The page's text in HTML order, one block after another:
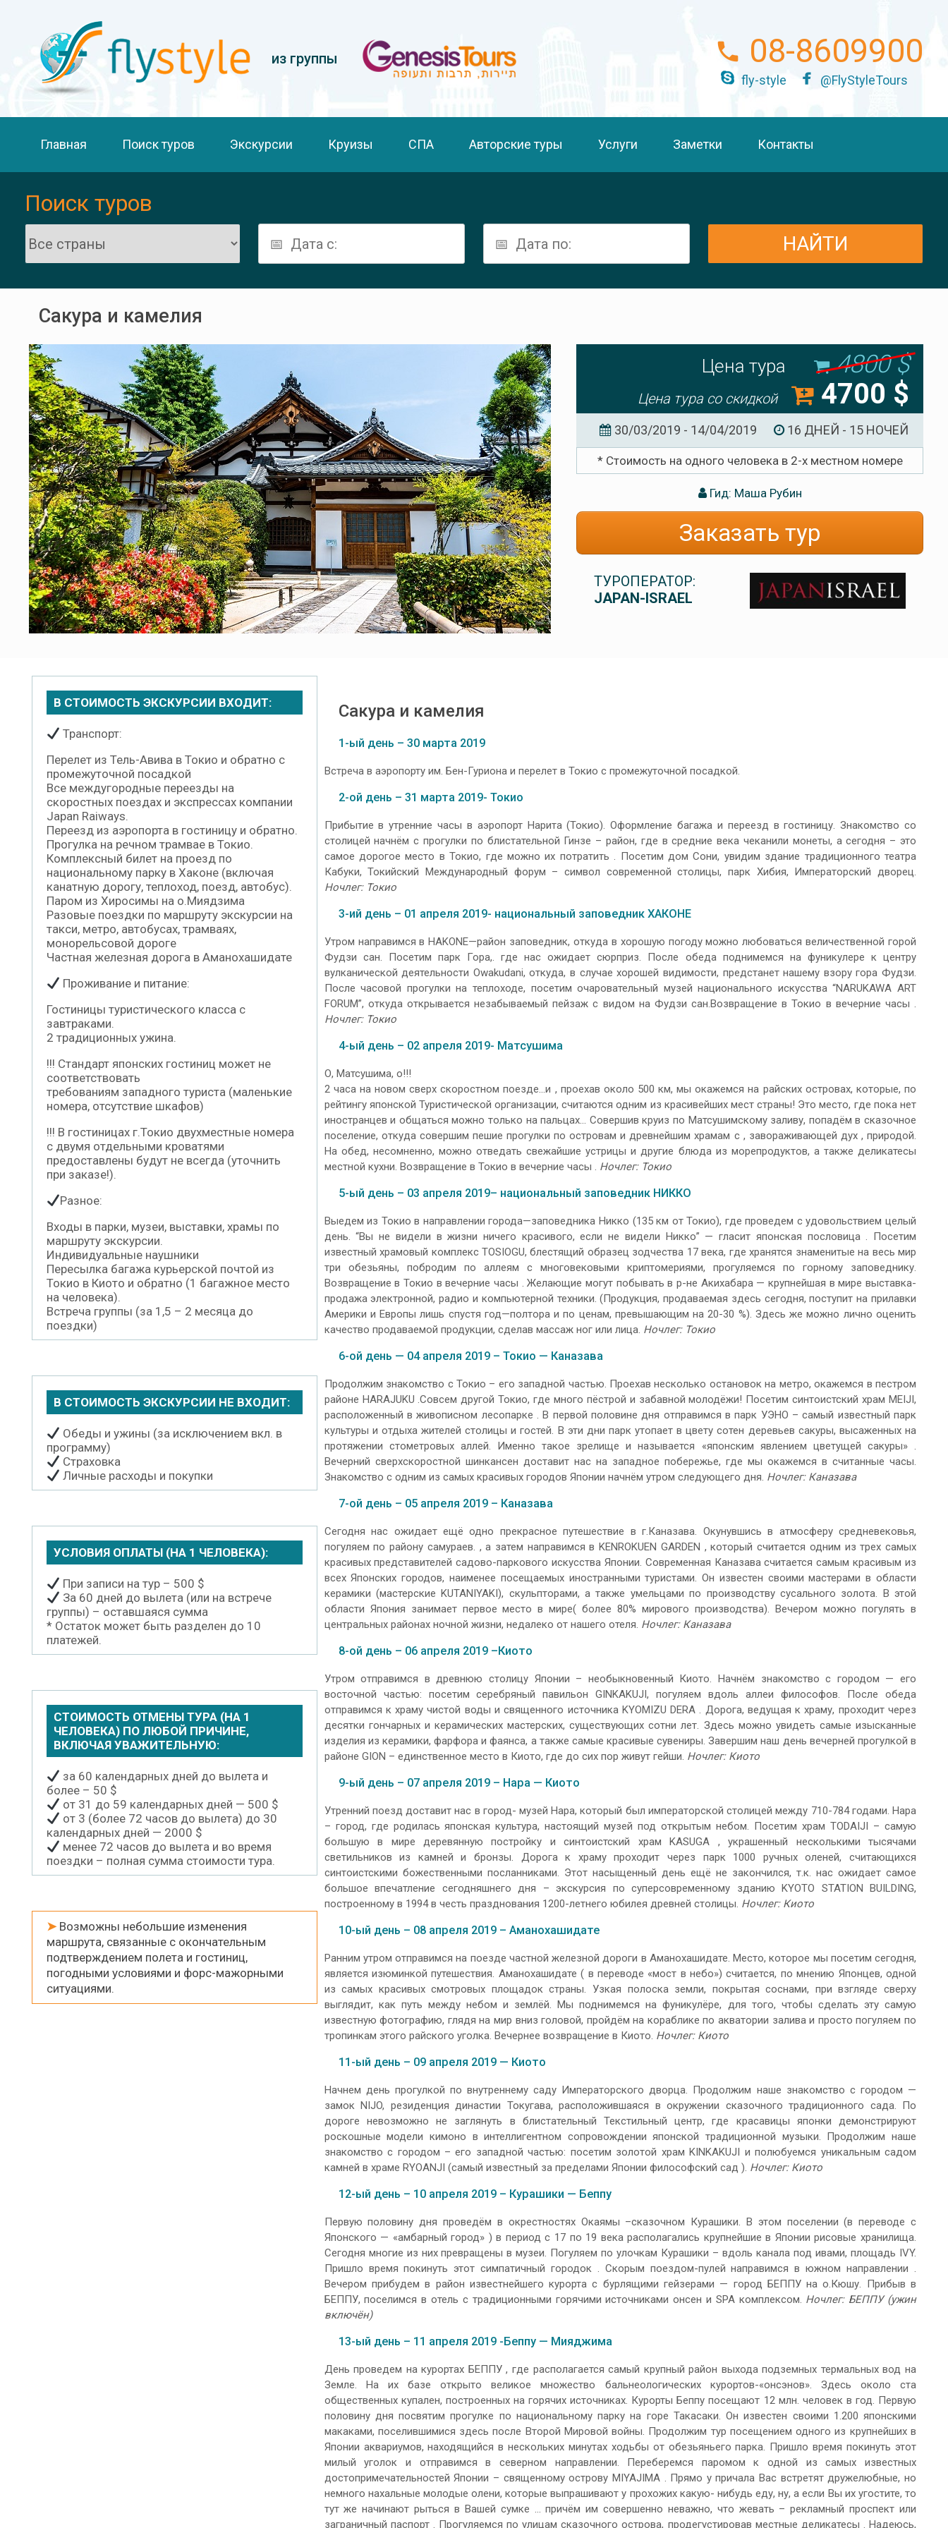
из группы 08-8609900
fly-style @FlyStyleTours
Главная Поиск туров Экскурсии Круизы СПА Авторские туры Услуги Заметки Контакты
Поиск туров
Сакура и камелия
Цена тура 4800 $
Цена тура со скидкой 4700 $
30/03/2019 - 14/04/2019 16 ДНЕЙ - 15 НОЧЕЙ
* Стоимость на одного человека в 2-х местном номере
Гид: Маша Рубин
Заказать тур
ТУРОПЕРАТОР:
JAPAN-ISRAEL
В СТОИМОСТЬ ЭКСКУРСИИ ВХОДИТ:
Транспорт:
Перелет из Тель-Авива в Токио и обратно с
промежуточной посадкой
Все междугородные переезды на
скоростных поездах и экспрессах компании
Japan Raiways.
Переезд из аэропорта в гостиницу и обратно.
Прогулка на речном трамвае в Токио.
Комплексный билет на проезд по
национальному парку в Хаконе (включая
канатную дорогу, теплоход, поезд, автобус).
Паром из Хиросимы на о.Миядзима
Разовые поездки по маршруту экскурсии на
такси, метро, автобусах, трамваях,
монорельсовой дороге
Частная железная дорога в Аманохашидате
Проживание и питание:
Гостиницы туристического класса с
завтраками.
2 традиционных ужина.
!!! Стандарт японских гостиниц может не
соответствовать
требованиям западного туриста (маленькие
номера, отсутствие шкафов)
!!! В гостиницах г.Токио двухместные номера
с двумя отдельными кроватями
предоставлены будут не всегда (уточнить
при заказе!).
Разное:
Входы в парки, музеи, выставки, храмы по
маршруту экскурсии.
Индивидуальные наушники
Пересылка багажа курьерской почтой из
Токио в Киото и обратно (1 багажное место
на человека).
Встреча группы (за 1,5 – 2 месяца до
поездки)
В СТОИМОСТЬ ЭКСКУРСИИ НЕ ВХОДИТ:
Обеды и ужины (за исключением вкл. в
программу)
Страховка
Личные расходы и покупки
УСЛОВИЯ ОПЛАТЫ (НА 1 ЧЕЛОВЕКА):
При записи на тур – 500 $
За 60 дней до вылета (или на встрече
группы) – оставшаяся сумма
* Остаток может быть разделен до 10
платежей.
СТОИМОСТЬ ОТМЕНЫ ТУРА (НА 1
ЧЕЛОВЕКА) ПО ЛЮБОЙ ПРИЧИНЕ,
ВКЛЮЧАЯ УВАЖИТЕЛЬНУЮ:
за 60 календарных дней до вылета и
более – 50 $
от 31 до 59 календарных дней — 500 $
от 3 (более 72 часов до вылета) до 30
календарных дней — 2000 $
менее 72 часов до вылета и во время
поездки – полная сумма стоимости тура.
➤Возможны небольшие изменения
маршрута, связанные с окончательным
подтверждением полета и гостиниц,
погодными условиями и форс-мажорными
ситуациями.
Сакура и камелия
1-ый день – 30 марта 2019
Встреча в аэропорту им. Бен-Гуриона и перелет в Токио с промежуточной посадкой.
2-ой день – 31 марта 2019- Токио
Прибытие в утренние часы в аэропорт Нарита (Токио). Оформление багажа и переезд в гостиницу. Знакомство со
столицей начнём с прогулки по блистательной Гинзе – район, где в средние века чеканили монеты, а сегодня – это
самое дорогое место в Токио, где можно их потратить . Посетим дом Сони, увидим здание традиционного театра
Кабуки, Токийский Международный форум – символ современной столицы, парк Хибия, Императорский дворец.
Ночлег: Токио
3-ий день – 01 апреля 2019- национальный заповедник ХАКОНЕ
Утром направимся в HAKONE—район заповедник, откуда в хорошую погоду можно любоваться величественной горой
Фудзи сан. Посетим парк Гора,. где нас ожидает сюрприз. После обеда поднимемся на фуникулере к центру
вулканической деятельности Owakudani, откуда, в случае хорошей видимости, предстанет нашему взору гора Фудзи.
После часовой прогулки на теплоходе, посетим очаровательный музей национального искусства “NARUKAWA ART
FORUM”, откуда открывается незабываемый пейзаж с видом на Фудзи сан.Возвращение в Токио в вечерние часы .
Ночлег: Токио
4-ый день – 02 апреля 2019- Матсушима
О, Матсушима, о!!!
2 часа на новом сверх скоростном поезде…и , проехав около 500 км, мы окажемся на райских островах, которые, по
рейтингу японской Туристической организации, считаются одним из красивейших мест страны! Это место, где пока нет
иностранцев и общаться можно только на пальцах… Совершив круиз по Матсушимскому заливу, попадём в сказочное
поселение, откуда совершим пешие прогулки по островам и древнейшим храмам с , завораживающей дух , природой.
На обед, несомненно, можно отведать свежайшие устрицы и другие блюда из морепродуктов, а также деликатесы
местной кухни. Возвращение в Токио в вечерние часы . Ночлег: Токио
5-ый день – 03 апреля 2019– национальный заповедник НИККО
Выедем из Токио в направлении города—заповедника Никко (135 км от Токио), где проведем с удовольствием целый
день. “Вы не видели в жизни ничего красивого, если не видели Никко” — гласит японская пословица . Посетим
известный храмовый комплекс TOSIOGU, блестящий образец зодчества 17 века, где хранятся знаменитые на весь мир
три обезьяны, побродим по аллеям с многовековыми криптомериями, прогуляемся по горному заповеднику.
Возвращение в Токио в вечерние часы . Желающие могут побывать в р-не Акихабара — крупнейшая в мире выставка-
продажа электронной, радио и компьютерной техники. (Продукция, продаваемая здесь сегодня, поступит на прилавки
Америки и Европы лишь спустя год—полтора и по ценам, превышающим на 20-30 %). Здесь же можно лично оценить
качество продаваемой продукции, сделав массаж ног или лица. Ночлег: Токио
6-ой день — 04 апреля 2019 – Токио — Каназава
Продолжим знакомство с Токио – его западной частью. Проехав несколько остановок на метро, окажемся в пестром
районе HARAJUKU .Совсем другой Токио, где много пёстрой и забавной молодёжи! Посетим синтоистский храм MEIJI,
расположенный в живописном лесопарке . В первой половине дня отправимся в парк УЭНО – самый известный парк
культуры и отдыха жителей столицы и гостей. В эти дни парк утопает в цвету сотен деревьев сакуры, высаженных на
протяжении стометровых аллей. Именно такое зрелище и называется «японским явлением цветущей сакуры» .
Вечерний сверхскоростной шинкансен доставит нас на западное побережье, где мы окажемся в считанные часы.
Знакомство с одним из самых красивых городов Японии начнём утром следующего дня. Ночлег: Каназава
7-ой день – 05 апреля 2019 – Каназава
Сегодня нас ожидает ещё одно прекрасное путешествие в г.Каназава. Окунувшись в атмосферу средневековья,
погуляем по району самураев. , а затем направимся в KENROKUEN GARDEN , который считается одним из трех самых
красивых представителей садово-паркового искусства Японии. Современная Каназава считается самым красивым из
всех Японских городов, наименее посещаемых иностранными туристами. Он известен своими мастерами в области
керамики (мастерские KUTANIYAKI), скульпторами, а также умельцами по производству сусального золота. В этой
области Япония занимает первое место в мире( более 80% мирового производства). Вечером можно погулять в
центральных районах ночной жизни, недалеко от нашего отеля. Ночлег: Каназава
8-ой день – 06 апреля 2019 –Киото
Утром отправимся в древнюю столицу Японии – необыкновенный Киото. Начнём знакомство с городом — его
восточной частью: посетим серебряный павильон GINKAKUJI, погуляем вдоль аллеи философов. После обеда
отправимся к храму чистой воды и священного источника KYOMIZU DERA . Дорога, ведущая к храму, проходит через
десятки гончарных и керамических мастерских, существующих сотни лет. Здесь можно увидеть самые изысканные
изделия из керамики, фарфора и фаянса, а также самые красивые сувениры. Завершим наш день вечерней прогулкой в
районе GION – единственное место в Киото, где до сих пор живут гейши. Ночлег: Киото
9-ый день – 07 апреля 2019 – Нара — Киото
Утренний поезд доставит нас в город- музей Нара, который был императорской столицей между 710-784 годами. Нара
– город, где родилась японская культура, настоящий музей под открытым небом. Посетим храм TODAIJI – самую
большую в мире деревянную постройку и синтоистский храм KASUGA , украшенный несколькими тысячами
светильников из камней и бронзы. Дорога к храму проходит через парк 1000 ручных оленей, считающихся
синтоистскими божественными посланниками. Этот насыщенный день ещё не закончился, т.к. нас ожидает самое
большое впечатление сегодняшнего дня – экскурсия по суперсовременному зданию KYOTO STATION BUILDING,
построенному в 1994 в честь празднования 1200-летнего юбилея древней столицы. Ночлег: Киото
10-ый день – 08 апреля 2019 – Аманохашидате
Ранним утром отправимся на поезде частной железной дороги в Аманохашидате. Место, которое мы посетим сегодня,
является изюминкой путешествия. Аманохашидате ( в переводе «мост в небо») считается, по мнению Японцев, одной
из самых красивых смотровых площадок страны. Узкая полоска земли, покрытая соснами, при взгляде сверху
выглядит, как путь между небом и землёй. Мы поднимемся на фуникулёре, для того, чтобы сделать эту самую
известную фотографию, глядя на мир вниз головой, пройдём на кораблике по акватории залива и просто погуляем по
тропинкам этого райского уголка. Вечернее возвращение в Киото. Ночлег: Киото
11-ый день – 09 апреля 2019 — Киото
Начнем день прогулкой по внутреннему саду Императорского дворца. Продолжим наше знакомство с городом —
замок NIJO, резиденция династии Токугава, расположившаяся в окружении сказочного традиционного сада. По
дороге невозможно не заглянуть в блистательный Текстильный центр, где красавицы японки демонстрируют
роскошные модели кимоно в интеллигентном сопровождении японской традиционной музыки. Продолжим наше
знакомство с городом – его западной частью: посетим золотой храм KINKAKUJI и полюбуемся уникальным садом
камней в храме RYOANJI (самый известный за пределами Японии философский сад ). Ночлег: Киото
12-ый день – 10 апреля 2019 – Курашики — Беппу
Первую половину дня проведём в окрестностях Окаямы –сказочном Курашики. В этом поселении (в переводе с
Японского — «амбарный город» ) в период с 17 по 19 века располагались крупнейшие в Японии рисовые хранилища.
Сегодня многие из них превращены в музеи. Погуляем по улочкам Курашики – вдоль канала под ивами, площадь IVY.
Пришло время покинуть этот симпатичный городок . Скорым поездом-пулей направимся в южном направлении .
Вечером прибудем в район известнейшего курорта с бурлящими гейзерами — город БЕППУ на о.Кюшу. Прибыв в
БЕППУ, поселимся в отель с традиционными горячими источниками онсен и SPA комплексом. Ночлег: БЕППУ (ужин
включён)
13-ый день – 11 апреля 2019 -Беппу — Мияджима
День проведем на курортах БЕППУ , где располагается самый крупный район выхода подземных термальных вод на
Земле. На их базе открыто великое множество бальнеологических курортов-«онсэнов». Здесь около ста
общественных купален, построенных на горячих источниках. Курорты Беппу посещают 12 млн. человек в год. Первую
половину дня посвятим прогулке по национальному парку на горе Такасаки. Он известен своими 1.200 японскими
макаками, поселившимися здесь после Второй Мировой войны. Продолжим тур посещением одного из крупнейших в
Японии аквариумов, находящийся в нескольких минутах ходьбы от обезьяньего парка. Пришло время покинуть этот
милый уголок и отправимся в северном направлении. Переберемся паромом к одной из самых известных
достопримечательностей Японии – священному острову MIYAJIMA . Прямо у причала Вас встретят дружелюбные, но
немного нахальные молодые олени, которые выпрашивают у прохожих какую- нибудь еду, ну, а если Вы их угостите, то
тут же начинают рыться в Вашей сумке … причём им совершенно неважно, что жевать – рекламный проспект или
заграничный паспорт . Прогуляемся по улицам сказочного острова, продегустировав местные деликатесы . Надеюсь,